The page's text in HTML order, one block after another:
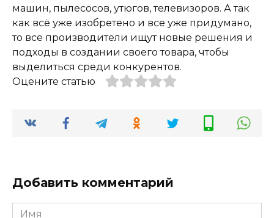
машин, пылесосов, утюгов, телевизоров. А так
как всё уже изобретено и все уже придумано,
то все производители ищут новые решения и
подходы в создании своего товара, чтобы
выделиться среди конкурентов.
Оцените статью
Добавить комментарий
Имя